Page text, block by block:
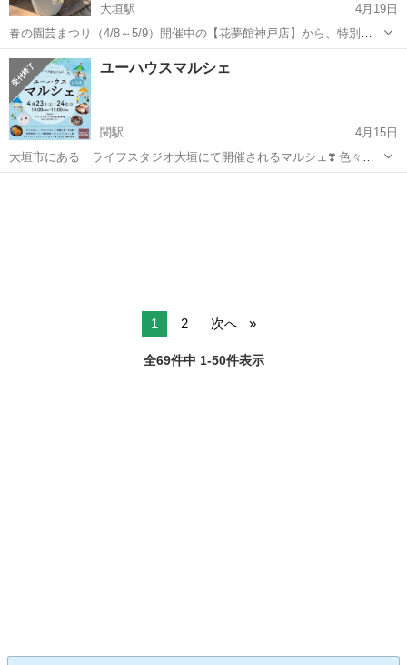
大垣駅
4月19日
春の園芸まつり（4/8～5/9）開催中の【花夢館神戸店】から、特別企
画！ 【花夢館】☆おでかけ春の寄せ植え教室/4月25日(月)10:30～・
13:30～ 花夢館を飛び出して、『おでかけ！春の寄せ植え教室』を
【イオン...
岐阜 大垣市 大垣駅
ユーハウスマルシェ
関駅
4月15日
大垣市にある ライフスタジオ大垣にて開催されるマルシェ❣️ 色々な
出店者さんがいらっしゃいます❣️ 私は【ハピネス手相】で出店します
1 2 次へ
全69件中 1-50件表示